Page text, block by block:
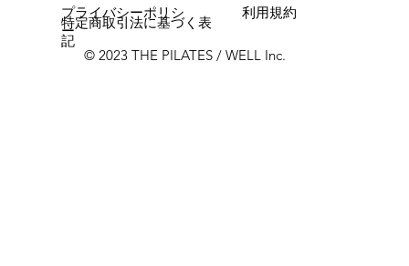
© 2023 THE PILATES / WELL Inc.
プライバシーポリシ
ー
利用規約
特定商取引法に基づく表
記